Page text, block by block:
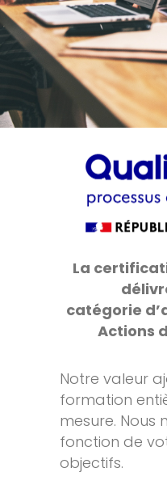
La
catégorie
Actions
Notre valeur
formation
mesure. Nous
fonction de
objectifs.